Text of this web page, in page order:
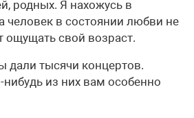
родных. Я нахожусь в
человек в состоянии любви не
свой возраст.
дали тысячи концертов.
из них вам особенно